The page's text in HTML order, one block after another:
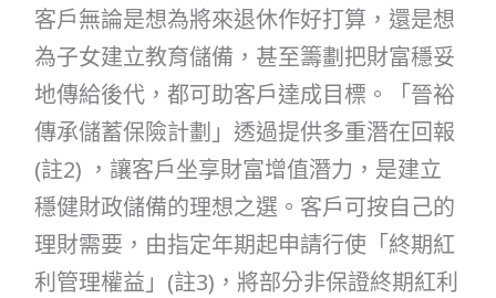
客戶無論是想為將來退休作好打算，還是想
為子女建立教育儲備，甚至籌劃把財富穩妥
地傳給後代，都可助客戶達成目標。「晉裕
傳承儲蓄保險計劃」透過提供多重潛在回報
(註2) ，讓客戶坐享財富增值潛力，是建立
穩健財政儲備的理想之選。客戶可按自己的
理財需要，由指定年期起申請行使「終期紅
利管理權益」(註3)，將部分非保證終期紅利